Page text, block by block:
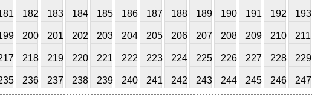
182 183 184 185 186 187 188 189 190 191 192 193
200 201 202 203 204 205 206 207 208 209 210 211
218 219 220 221 222 223 224 225 226 227 228 229
236 237 238 239 240 241 242 243 244 245 246 247